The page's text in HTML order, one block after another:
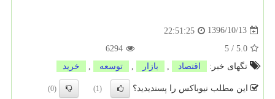
1396/10/13
22:51:25
5.0
/
5
6294
تگهای خبر:
اقتصاد بازار توسعه خرید
این مطلب نیوباکس را پسندیدید؟ (1)
(0)